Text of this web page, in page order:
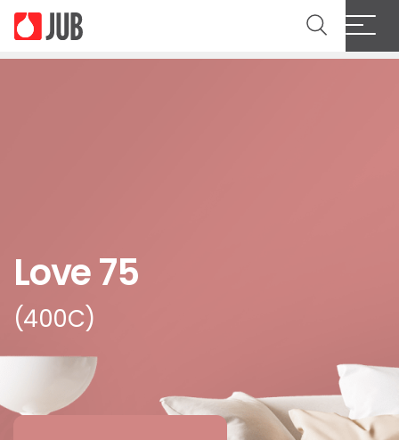
Love 75
(400C)